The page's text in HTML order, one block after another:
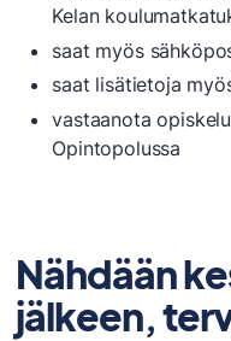
Kelan
saat myös
saat lisätietoja
vastaanota
Opintopolussa
Nähdään
jälkeen,